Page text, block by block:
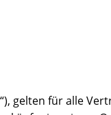
gelten für alle